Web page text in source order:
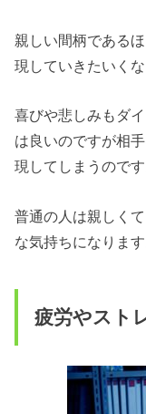
親しい間柄である
現していきたいくな
喜びや悲しみもダ
は良いのですが相
現してしまうのです
普通の人は親しく
な気持ちになります
疲労やスト